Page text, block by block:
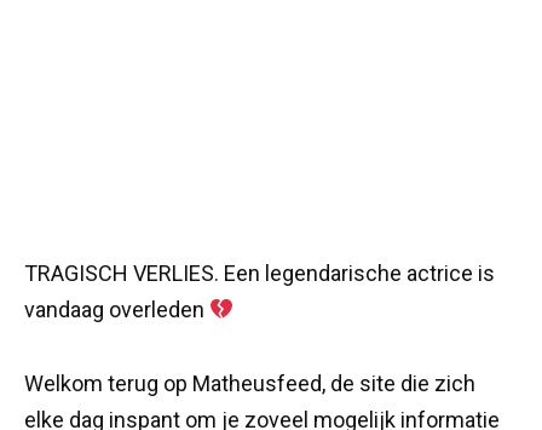
TRAGISCH VERLIES. Een legendarische actrice is
vandaag overleden
Welkom terug op Matheusfeed, de site die zich
elke dag inspant om je zoveel mogelijk informatie